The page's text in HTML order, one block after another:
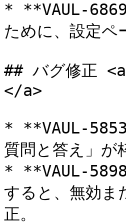
* **VAUL-
ために、設定ペ
## バグ修正
</a>
* **VAUL-
質問と答え」が
* **VAUL-
すると、無効ま
正。